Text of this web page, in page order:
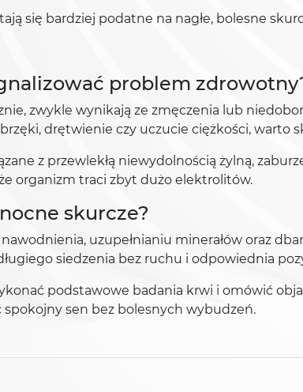
się bardziej podatne na nagłe, bolesne
problem
zwykle wynikają ze zmęczenia lub
drętwienie czy uczucie ciężkości, warto
z przewlekłą niewydolnością żylną,
organizm traci zbyt dużo elektrolitów.
skurcze?
uzupełnianiu minerałów oraz
siedzenia bez ruchu i odpowiednia
podstawowe badania krwi i omówić
sen bez bolesnych wybudzeń.